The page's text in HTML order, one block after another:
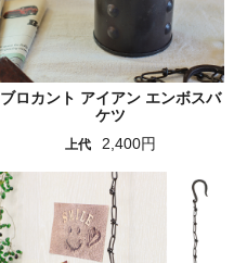
ブロカント アイアン エンボスバ
ケツ
上代 2,400円